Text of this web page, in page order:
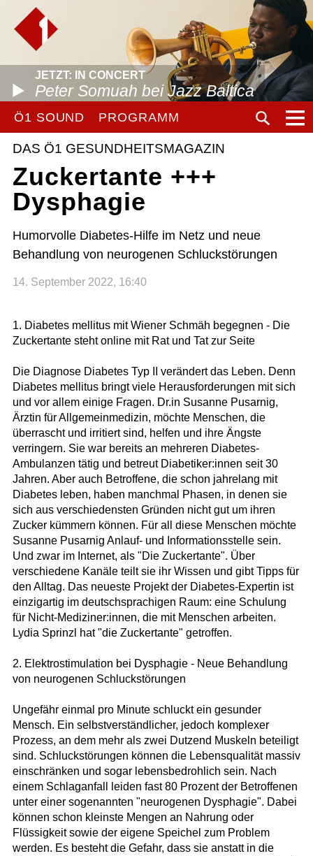
JETZT: IN CONCERT
Peter Somuah bei Jazz Baltica
Ö1 SOUND PROGRAMM
DAS Ö1 GESUNDHEITSMAGAZIN
Zuckertante +++
Dysphagie
Humorvolle Diabetes-Hilfe im Netz und neue
Behandlung von neurogenen Schluckstörungen
14. September 2022, 16:40
1. Diabetes mellitus mit Wiener Schmäh begegnen - Die
Zuckertante steht online mit Rat und Tat zur Seite
Die Diagnose Diabetes Typ II verändert das Leben. Denn
Diabetes mellitus bringt viele Herausforderungen mit sich
und vor allem einige Fragen. Dr.in Susanne Pusarnig,
Ärztin für Allgemeinmedizin, möchte Menschen, die
überrascht und irritiert sind, helfen und ihre Ängste
verringern. Sie war bereits an mehreren Diabetes-
Ambulanzen tätig und betreut Diabetiker:innen seit 30
Jahren. Aber auch Betroffene, die schon jahrelang mit
Diabetes leben, haben manchmal Phasen, in denen sie
sich aus verschiedensten Gründen nicht gut um ihren
Zucker kümmern können. Für all diese Menschen möchte
Susanne Pusarnig Anlauf- und Informationsstelle sein.
Und zwar im Internet, als "Die Zuckertante". Über
verschiedene Kanäle teilt sie ihr Wissen und gibt Tipps für
den Alltag. Das neueste Projekt der Diabetes-Expertin ist
einzigartig im deutschsprachigen Raum: eine Schulung
für Nicht-Mediziner:innen, die mit Menschen arbeiten.
Lydia Sprinzl hat "die Zuckertante" getroffen.
2. Elektrostimulation bei Dysphagie - Neue Behandlung
von neurogenen Schluckstörungen
Ungefähr einmal pro Minute schluckt ein gesunder
Mensch. Ein selbstverständlicher, jedoch komplexer
Prozess, an dem mehr als zwei Dutzend Muskeln beteiligt
sind. Schluckstörungen können die Lebensqualität massiv
einschränken und sogar lebensbedrohlich sein. Nach
einem Schlaganfall leiden fast 80 Prozent der Betroffenen
unter einer sogenannten "neurogenen Dysphagie". Dabei
können schon kleinste Mengen an Nahrung oder
Flüssigkeit sowie der eigene Speichel zum Problem
werden. Es besteht die Gefahr, dass sie anstatt in die